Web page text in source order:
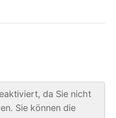
da Sie nicht
Sie können die